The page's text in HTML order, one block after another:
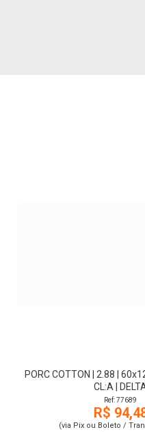
PORC COTTON | 2.88 |
CL:A |
Ref: 77689
R$
(via Pix ou Boleto /